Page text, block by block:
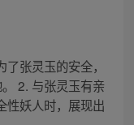
张灵玉的安全，
2. 与张灵玉有亲
性妖人时，展现出